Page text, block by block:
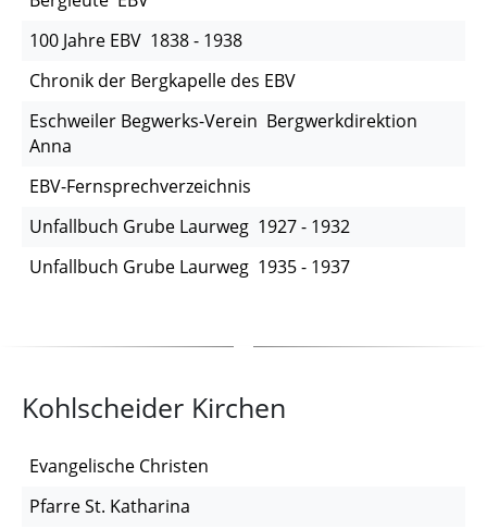
100 Jahre EBV 1838 - 1938
Chronik der Bergkapelle des EBV
Eschweiler Begwerks-Verein Bergwerkdirektion
Anna
EBV-Fernsprechverzeichnis
Unfallbuch Grube Laurweg 1927 - 1932
Unfallbuch Grube Laurweg 1935 - 1937
Kohlscheider Kirchen
Evangelische Christen
Pfarre St. Katharina